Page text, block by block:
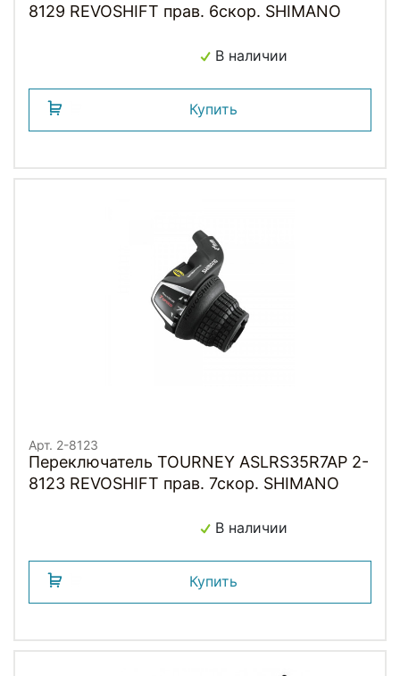
8129 REVOSHIFT прав. 6скор. SHIMANO
В наличии
Купить
Арт. 2-8123
Переключатель TOURNEY ASLRS35R7AP 2-
8123 REVOSHIFT прав. 7скор. SHIMANO
В наличии
Купить